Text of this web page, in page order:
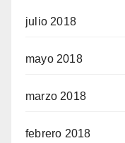
julio 2018
mayo 2018
marzo 2018
febrero 2018